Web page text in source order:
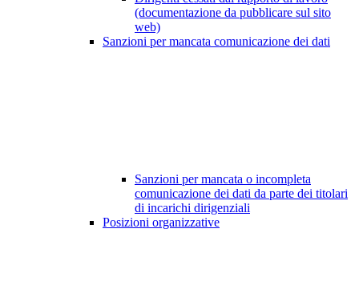
(documentazione da pubblicare sul sito
web)
Sanzioni per mancata comunicazione dei dati
Sanzioni per mancata o incompleta
comunicazione dei dati da parte dei titolari
di incarichi dirigenziali
Posizioni organizzative